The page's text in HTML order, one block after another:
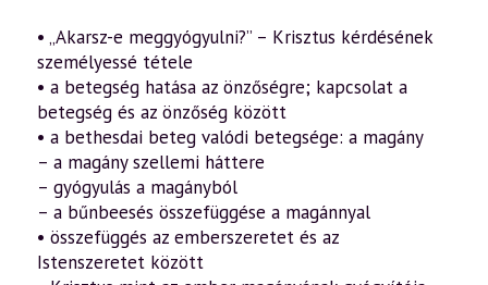
• „Akarsz-e meggyógyulni?” – Krisztus kérdésének
személyessé tétele
• a betegség hatása az önzőségre; kapcsolat a
betegség és az önzőség között
• a bethesdai beteg valódi betegsége: a magány
– a magány szellemi háttere
– gyógyulás a magányból
– a bűnbeesés összefüggése a magánnyal
• összefüggés az emberszeretet és az
Istenszeretet között